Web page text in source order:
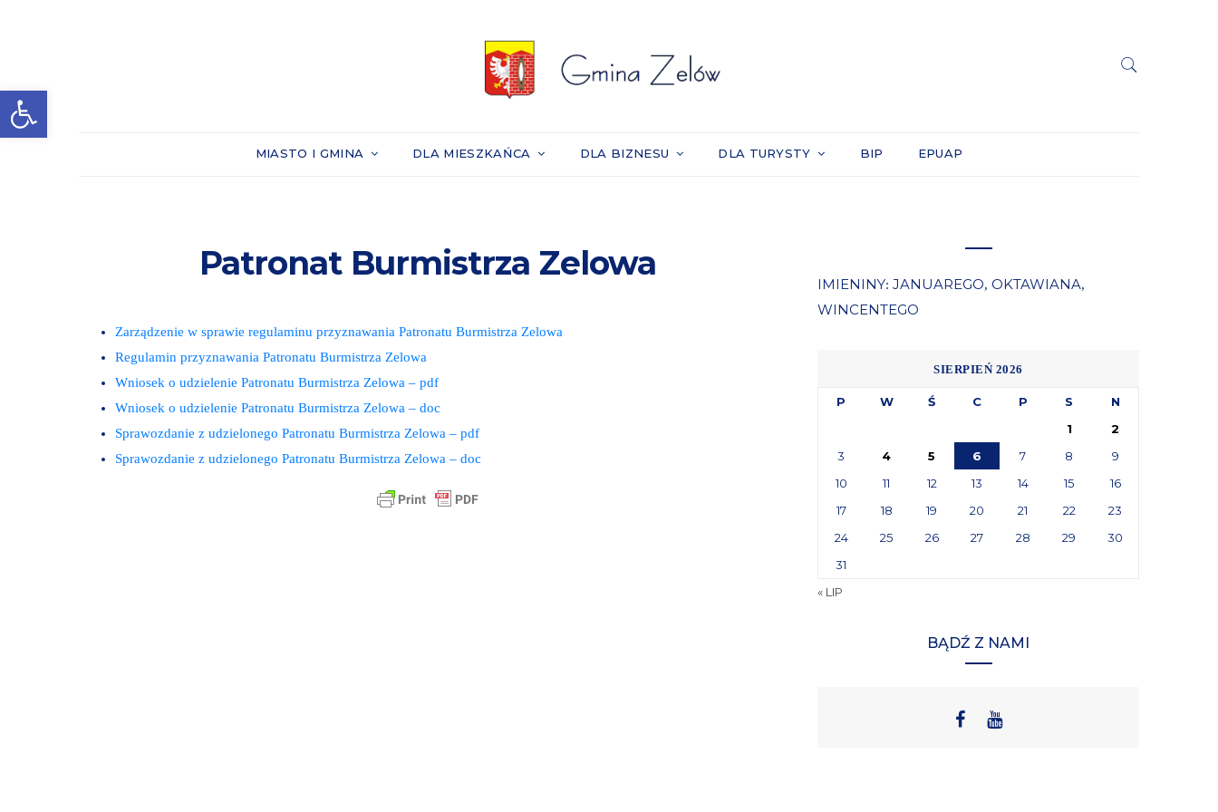
Otwórz pasek narzędzi
MIASTO I GMINA DLA MIESZKAŃCA DLA BIZNESU DLA TURYSTY BIP EPUAP
Patronat Burmistrza Zelowa
Zarządzenie w sprawie regulaminu przyznawania Patronatu Burmistrza Zelowa
Regulamin przyznawania Patronatu Burmistrza Zelowa
Wniosek o udzielenie Patronatu Burmistrza Zelowa – pdf
Wniosek o udzielenie Patronatu Burmistrza Zelowa – doc
Sprawozdanie z udzielonego Patronatu Burmistrza Zelowa – pdf
Sprawozdanie z udzielonego Patronatu Burmistrza Zelowa – doc
IMIENINY: JANUAREGO, OKTAWIANA,
WINCENTEGO
SIERPIEŃ 2026
P W Ś C P S
N
1
2
3
4 5 6 7 8
9
10
11 12 13 14 15
16
17
18 19 20 21 22
23
24
25 26 27 28 29
30
31
« LIP
BĄDŹ Z NAMI